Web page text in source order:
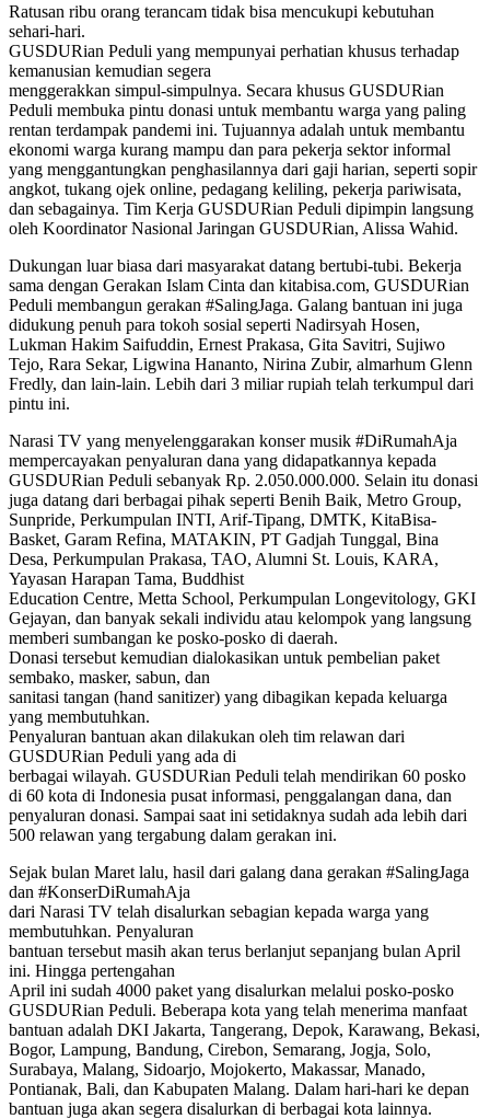
Ratusan ribu orang terancam tidak bisa mencukupi kebutuhan
sehari-hari.
GUSDURian Peduli yang mempunyai perhatian khusus terhadap
kemanusian kemudian segera
menggerakkan simpul-simpulnya. Secara khusus GUSDURian
Peduli membuka pintu donasi untuk membantu warga yang paling
rentan terdampak pandemi ini. Tujuannya adalah untuk membantu
ekonomi warga kurang mampu dan para pekerja sektor informal
yang menggantungkan penghasilannya dari gaji harian, seperti sopir
angkot, tukang ojek online, pedagang keliling, pekerja pariwisata,
dan sebagainya. Tim Kerja GUSDURian Peduli dipimpin langsung
oleh Koordinator Nasional Jaringan GUSDURian, Alissa Wahid.
Dukungan luar biasa dari masyarakat datang bertubi-tubi. Bekerja
sama dengan Gerakan Islam Cinta dan kitabisa.com, GUSDURian
Peduli membangun gerakan #SalingJaga. Galang bantuan ini juga
didukung penuh para tokoh sosial seperti Nadirsyah Hosen,
Lukman Hakim Saifuddin, Ernest Prakasa, Gita Savitri, Sujiwo
Tejo, Rara Sekar, Ligwina Hananto, Nirina Zubir, almarhum Glenn
Fredly, dan lain-lain. Lebih dari 3 miliar rupiah telah terkumpul dari
pintu ini.
Narasi TV yang menyelenggarakan konser musik #DiRumahAja
mempercayakan penyaluran dana yang didapatkannya kepada
GUSDURian Peduli sebanyak Rp. 2.050.000.000. Selain itu donasi
juga datang dari berbagai pihak seperti Benih Baik, Metro Group,
Sunpride, Perkumpulan INTI, Arif-Tipang, DMTK, KitaBisa-
Basket, Garam Refina, MATAKIN, PT Gadjah Tunggal, Bina
Desa, Perkumpulan Prakasa, TAO, Alumni St. Louis, KARA,
Yayasan Harapan Tama, Buddhist
Education Centre, Metta School, Perkumpulan Longevitology, GKI
Gejayan, dan banyak sekali individu atau kelompok yang langsung
memberi sumbangan ke posko-posko di daerah.
Donasi tersebut kemudian dialokasikan untuk pembelian paket
sembako, masker, sabun, dan
sanitasi tangan (hand sanitizer) yang dibagikan kepada keluarga
yang membutuhkan.
Penyaluran bantuan akan dilakukan oleh tim relawan dari
GUSDURian Peduli yang ada di
berbagai wilayah. GUSDURian Peduli telah mendirikan 60 posko
di 60 kota di Indonesia pusat informasi, penggalangan dana, dan
penyaluran donasi. Sampai saat ini setidaknya sudah ada lebih dari
500 relawan yang tergabung dalam gerakan ini.
Sejak bulan Maret lalu, hasil dari galang dana gerakan #SalingJaga
dan #KonserDiRumahAja
dari Narasi TV telah disalurkan sebagian kepada warga yang
membutuhkan. Penyaluran
bantuan tersebut masih akan terus berlanjut sepanjang bulan April
ini. Hingga pertengahan
April ini sudah 4000 paket yang disalurkan melalui posko-posko
GUSDURian Peduli. Beberapa kota yang telah menerima manfaat
bantuan adalah DKI Jakarta, Tangerang, Depok, Karawang, Bekasi,
Bogor, Lampung, Bandung, Cirebon, Semarang, Jogja, Solo,
Surabaya, Malang, Sidoarjo, Mojokerto, Makassar, Manado,
Pontianak, Bali, dan Kabupaten Malang. Dalam hari-hari ke depan
bantuan juga akan segera disalurkan di berbagai kota lainnya.